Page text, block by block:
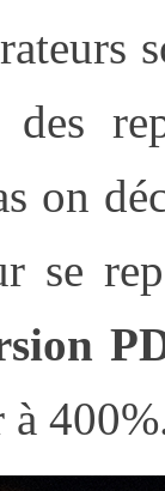
des
on
se